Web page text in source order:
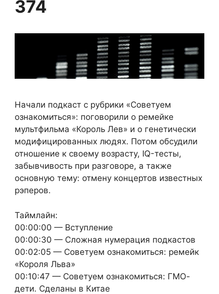
374
Начали подкаст с рубрики «Советуем
ознакомиться»: поговорили о ремейке
мультфильма «Король Лев» и о генетически
модифицированных людях. Потом обсудили
отношение к своему возрасту, IQ-тесты,
забывчивость при разговоре, а также
основную тему: отмену концертов известных
рэперов.
Таймлайн:
00:00:00 — Вступление
00:00:30 — Сложная нумерация подкастов
00:02:05 — Советуем ознакомиться: ремейк
«Короля Льва»
00:10:47 — Советуем ознакомиться: ГМО-
дети. Сделаны в Китае